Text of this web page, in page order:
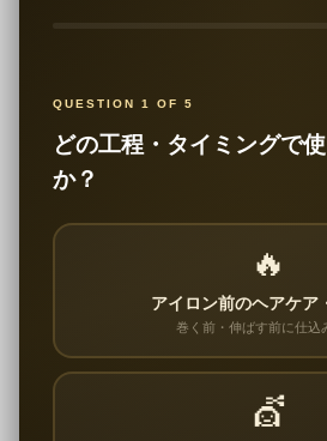
QUESTION 1 OF 5
どの工程・タイミングで
か？
🔥
アイロン前のヘアケア
巻く前・伸ばす前に仕込
💇